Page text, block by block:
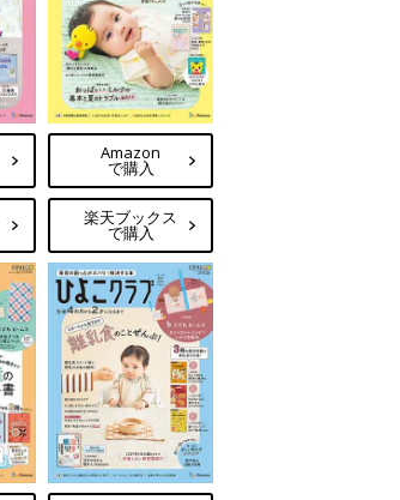
Amazon
で購入
楽天ブックス
で購入